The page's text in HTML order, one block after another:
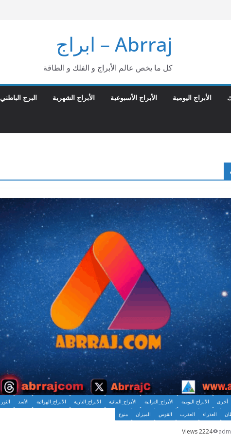
Abrraj – ابراج
كل ما يخص عالم الأبراج و الفلك و الطاقة
الأبراج اليومية الأبراج الأسبوعية الأبراج الشهرية البرج الباطني
أخرى الأبراج اليومية الأبراج_الترابية الأبراج_المائية الأبراج_النارية الأبراج_الهوائية الأسد الثور
العذراء العقرب القوس الميزان منوع
2224 Views